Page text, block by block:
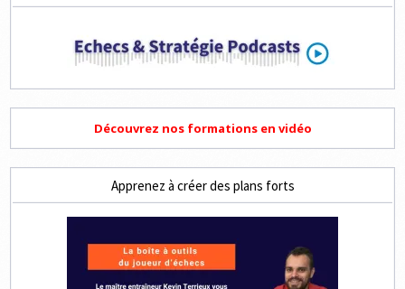
Découvrez nos formations en vidéo
Apprenez à créer des plans forts